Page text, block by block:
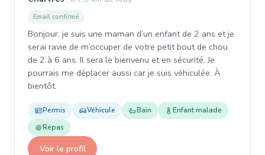
Email confirmé
Bonjour, je suis une maman d’un enfant de 2 ans et je
serai ravie de m’occuper de votre petit bout de chou
de 2 à 6 ans. Il sera le bienvenu et en sécurité. Je
pourrais me déplacer aussi car je suis véhiculée. À
bientôt.
Permis Véhicule Bain
Enfant malade
Repas
Voir le profil